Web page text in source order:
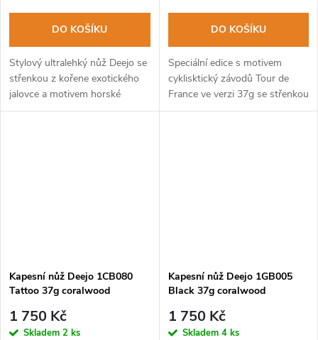
DO KOŠÍKU
Stylový ultralehký nůž Deejo se
střenkou z kořene exotického
jalovce a motivem horské
scenérie.
DO KOŠÍKU
Speciální edice s motivem
cyklisktický závodů Tour de
France ve verzi 37g se střenkou
z olivového dřeva.
Kapesní nůž Deejo 1CB080
Tattoo 37g coralwood
1 750 Kč
Skladem 2 ks
Kapesní nůž Deejo 1GB005
Black 37g coralwood
1 750 Kč
Skladem 4 ks